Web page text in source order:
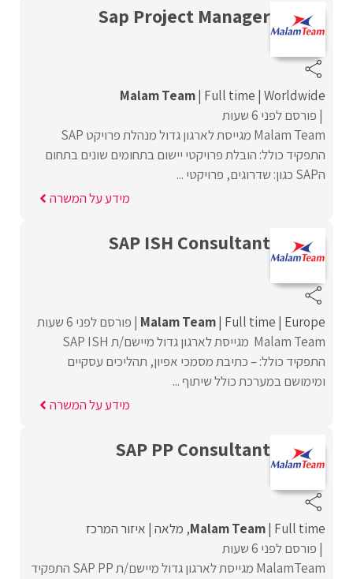
Sap Project Manager
Malam Team Full time Worldwide
פורסם לפני 6 שעות
התפקיד כולל: הובלת פרויקטי יישום בתחומים שונים בתחום
הSAP כגון: שדרוגים, פרויקטי ...
מידע על המשרה
SAP ISH Consultant
Malam Team Full time Europe
פורסם לפני 6 שעות
Malam Team מגייסת לארגון גדול מיישם/ת SAP ISH
התפקיד כולל: – כתיבת מסמכי אפיון, תהליכים עסקיים
ומימושם במערכת כולל שיתוף ...
מידע על המשרה
SAP PP Consultant
Malam Team Full time מלאה איזור המרכז
פורסם לפני 6 שעות
MalamTeam מגייסת לארגון גדול מיישם/ת SAP PP התפקיד